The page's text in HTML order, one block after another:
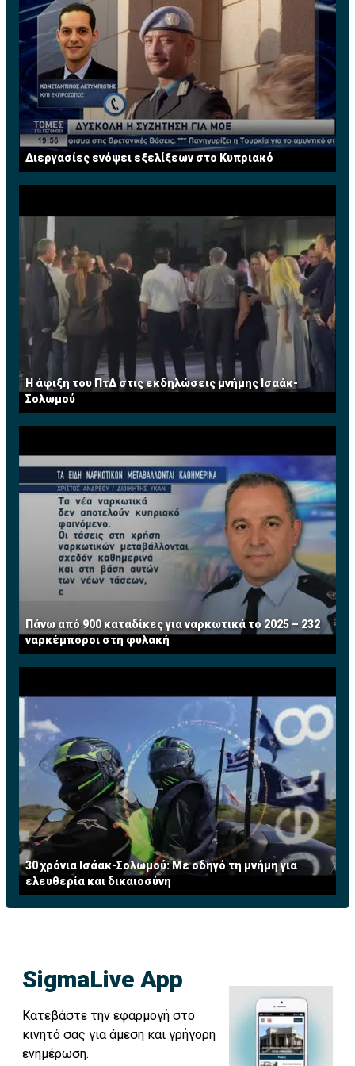
Διεργασίες ενόψει εξελίξεων στο Κυπριακό
Η άφιξη του ΠτΔ στις εκδηλώσεις μνήμης Ισαάκ-
Σολωμού
Πάνω από 900 καταδίκες για ναρκωτικά το 2025 – 232
ναρκέμποροι στη φυλακή
30 χρόνια Ισάακ-Σολωμού: Με οδηγό τη μνήμη για
ελευθερία και δικαιοσύνη
SigmaLive App
Κατεβάστε την εφαρμογή στο
κινητό σας για άμεση και γρήγορη
ενημέρωση.